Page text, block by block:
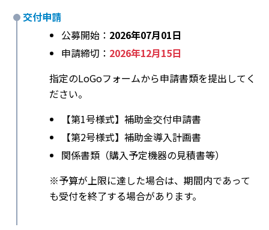
交付申請
公募開始： 2026年07月01日
申請締切： 2026年12月15日
指定のLoGoフォームから申請書類を提出してく
ださい。
【第1号様式】補助金交付申請書
【第2号様式】補助金導入計画書
関係書類（購入予定機器の見積書等）
※予算が上限に達した場合は、期間内であって
も受付を終了する場合があります。